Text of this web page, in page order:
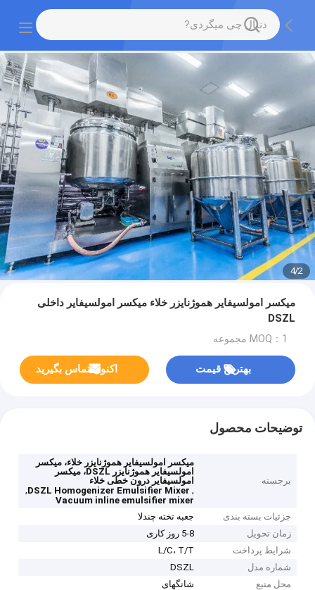
2
/
4
میکسر امولسیفایر هموژنایزر خلاء میکسر امولسیفایر داخلی
DSZL
MOQ：1 مجموعه
بهترین قیمت اکنون تماس بگیرید
توضیحات محصول
برجسته
میکسر امولسیفایر هموژنایزر خلاء، میکسر
امولسیفایر هموژنایزر DSZL، میکسر
امولسیفایر درون خطی خلاء
,
DSZL Homogenizer Emulsifier Mixer
,
Vacuum inline emulsifier mixer
جزئیات بسته بندی
جعبه تخته چندلا
زمان تحویل
5-8 روز کاری
شرایط پرداخت
L/C، T/T
شماره مدل
DSZL
محل منبع
شانگهای